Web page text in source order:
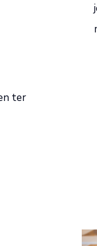
ter